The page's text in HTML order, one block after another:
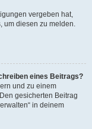
vergeben hat,
um diesen zu melden.
eines Beitrags?
und zu einem
gesicherten Beitrag
in deinem